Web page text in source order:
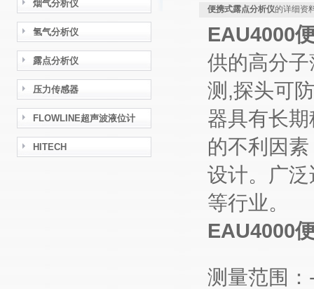
烟气分析仪
氢气分析仪
露点分析仪
压力传感器
FLOWLINE超声波液位计
HITECH
便携式露点分析仪的详细资
EAU4000
供的高分
测,探头可
器具有长
的不利因
设计。广
等行业。
EAU4000
测量范围